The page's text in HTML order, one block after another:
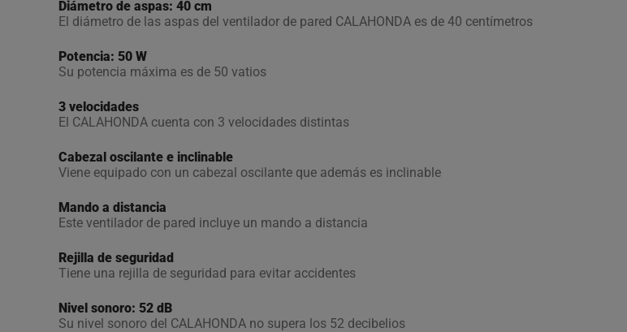
Diámetro de aspas: 40 cm
El diámetro de las aspas del ventilador de pared CALAHONDA es de 40 centímetros
Potencia: 50 W
Su potencia máxima es de 50 vatios
3 velocidades
El CALAHONDA cuenta con 3 velocidades distintas
Cabezal oscilante e inclinable
Viene equipado con un cabezal oscilante que además es inclinable
Mando a distancia
Este ventilador de pared incluye un mando a distancia
Rejilla de seguridad
Tiene una rejilla de seguridad para evitar accidentes
Nivel sonoro: 52 dB
Su nivel sonoro del CALAHONDA no supera los 52 decibelios